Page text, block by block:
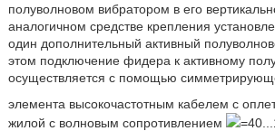
полуволновом вибратором в его
аналогичном средстве крепления
один дополнительный активный
этом подключение фидера к активному
осуществляется с помощью
элемента высокочастотным кабелем с
жилой с волновым сопротивлением